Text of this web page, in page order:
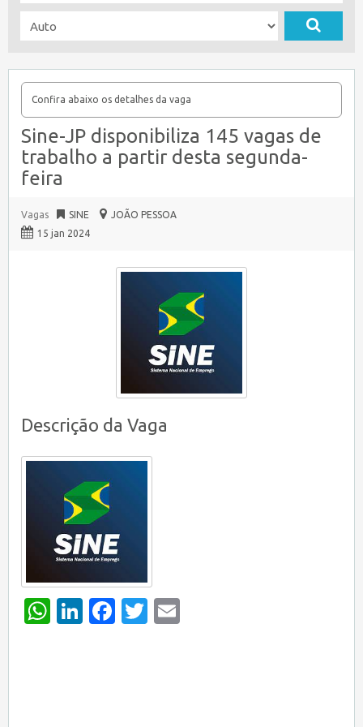
Confira abaixo os detalhes da vaga
Sine-JP disponibiliza 145 vagas de
trabalho a partir desta segunda-
feira
Vagas SINE
JOÃO PESSOA
15 jan 2024
Descrição da Vaga
WhatsApp
LinkedIn
Facebook
Twitter